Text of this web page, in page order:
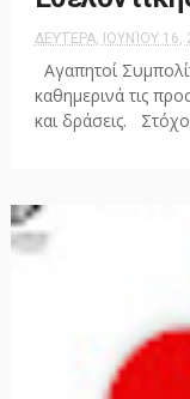
ΔΕΥΤΈΡΑ, ΙΟΥΝΊΟΥ 16,
Αγαπητοί
καθημερινά τις
και δράσεις.